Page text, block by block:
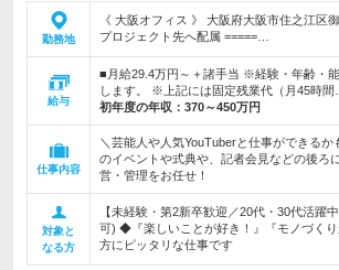
勤務地
《 大阪オフィス 》 大阪府大阪市住之江区
プロジェクト先へ配属 =====…
給与
■月給29.4万円～＋諸手当 ※経験・年齢・
します。 ※上記には固定残業代（月45時間…
初年度の年収： 370～450万円
仕事内容
＼芸能人や人気YouTuberと仕事ができる
のイベントや式典や、記者会見などの後ろ
営・管理をお任せ！
対象と
なる方
【未経験・第2新卒歓迎／20代・30代活躍
可) ◆『楽しいことが好き！』『モノづくり
方にピッタリな仕事です